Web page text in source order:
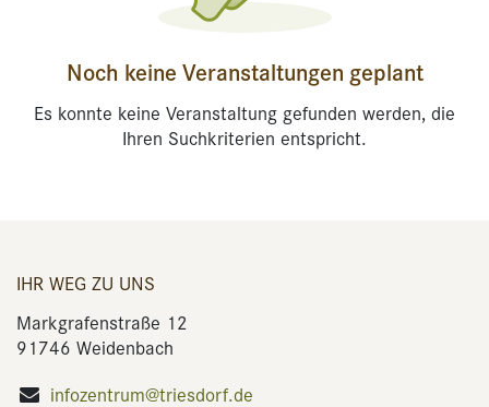
Noch keine Veranstaltungen geplant
Es konnte keine Veranstaltung gefunden werden, die
Ihren Suchkriterien entspricht.
IHR WEG ZU UNS
Markgrafenstraße 12
91746 Weidenbach
infozentrum@triesdorf.de